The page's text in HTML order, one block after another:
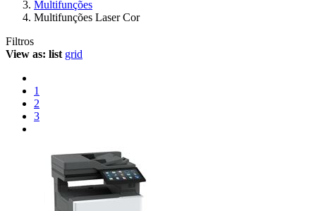
Multifunções
Multifunções Laser Cor
Filtros
View as: list grid
1
2
3